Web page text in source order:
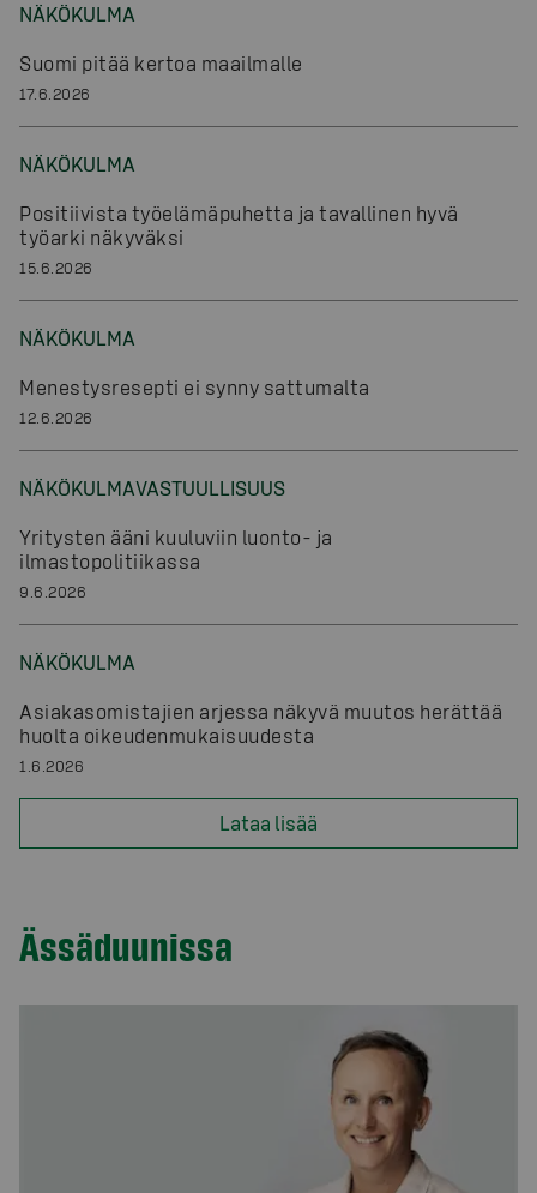
NÄKÖKULMA
Suomi pitää kertoa maailmalle
17.6.2026
NÄKÖKULMA
Positiivista työelämäpuhetta ja tavallinen hyvä
työarki näkyväksi
15.6.2026
NÄKÖKULMA
Menestysresepti ei synny sattumalta
12.6.2026
NÄKÖKULMAVASTUULLISUUS
Yritysten ääni kuuluviin luonto- ja
ilmastopolitiikassa
9.6.2026
NÄKÖKULMA
Asiakasomistajien arjessa näkyvä muutos herättää
huolta oikeudenmukaisuudesta
1.6.2026
Lataa lisää
Ässäduunissa